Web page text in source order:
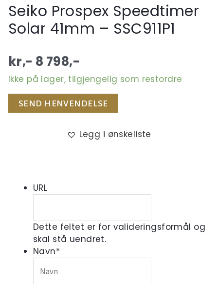
Seiko Prospex Speedtimer
Solar 41mm – SSC911P1
kr,- 8 798,-
Ikke på lager, tilgjengelig som restordre
SEND HENVENDELSE
Legg i ønskeliste
URL
Dette feltet er for valideringsformål og
skal stå uendret.
Navn*